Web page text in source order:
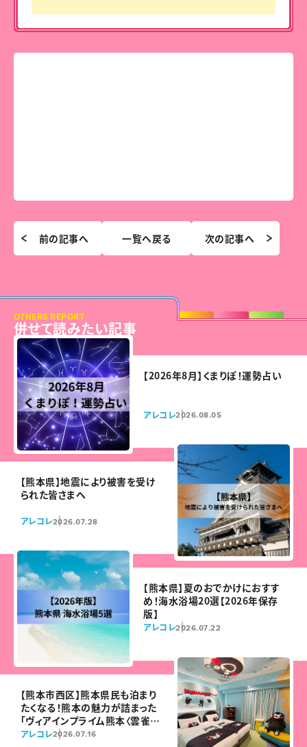
前の記事へ 一覧へ戻る 次の記事へ
OTHERS REPORT
併せて読みたい記事
【2026年8月】くまりぽ！運勢占い
アレコレ2026.08.05
【熊本県】地震により被害を受け
られた皆さまへ
アレコレ2026.07.28
【熊本県】夏のおでかけにおすす
め！海水浴場20選【2026年保存
版】
アレコレ2026.07.22
【熊本市西区】熊本県民も泊まり
たくなる！熊本の魅力が詰まった
「ヴィアインプライム熊本〈雲雀の
湯〉」が7月22日オープン
アレコレ2026.07.16